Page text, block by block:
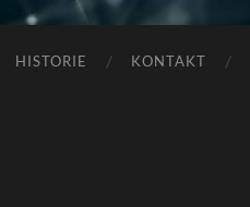
HISTORIE KONTAKT